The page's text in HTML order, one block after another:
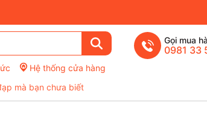
Hệ thống cửa hàng
Gọi mua
0981 33
mà bạn chưa biết